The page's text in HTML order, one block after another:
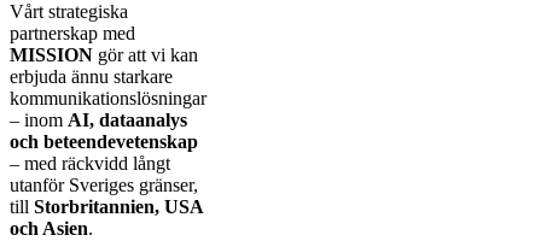
Vårt strategiska
partnerskap med
MISSION gör att vi kan
erbjuda ännu starkare
kommunikationslösningar
– inom AI, dataanalys
och beteendevetenskap
– med räckvidd långt
utanför Sveriges gränser,
till Storbritannien, USA
och Asien.